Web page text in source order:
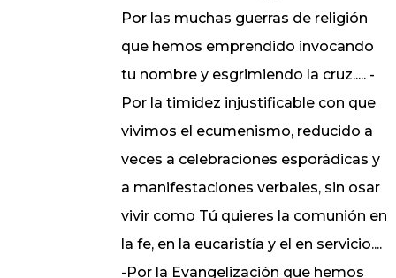
Por las muchas guerras de religión
que hemos emprendido invocando
tu nombre y esgrimiendo la cruz..... -
Por la timidez injustificable con que
vivimos el ecumenismo, reducido a
veces a celebraciones esporádicas y
a manifestaciones verbales, sin osar
vivir como Tú quieres la comunión en
la fe, en la eucaristía y el en servicio....
-Por la Evangelización que hemos